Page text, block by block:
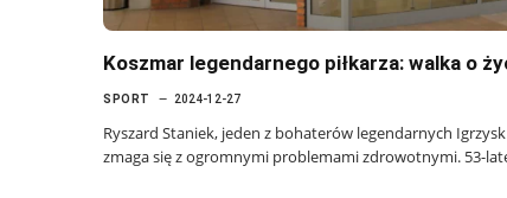
Koszmar legendarnego piłkarza: walka o
SPORT 2024-12-27
Ryszard Staniek, jeden z bohaterów legendarnych
zmaga się z ogromnymi problemami zdrowotnymi. 53-